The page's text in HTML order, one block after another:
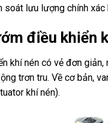
soát lưu lượng chính xác
điều khiển
khí nén có vẻ đơn
trơn tru. Về cơ bản,
khí nén).